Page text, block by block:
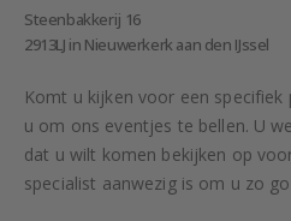
Steenbakkerij 16
2913LJ in Nieuwerkerk aan den IJssel
Komt u kijken voor een specifiek
u om ons eventjes te bellen. U
dat u wilt komen bekijken op
specialist aanwezig is om u zo